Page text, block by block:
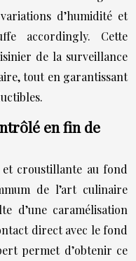
d’humidité et
accordingly. Cette
de la surveillance
tout en garantissant
en fin de
croustillante au fond
de l’art culinaire
d’une caramélisation
direct avec le fond
permet d’obtenir ce